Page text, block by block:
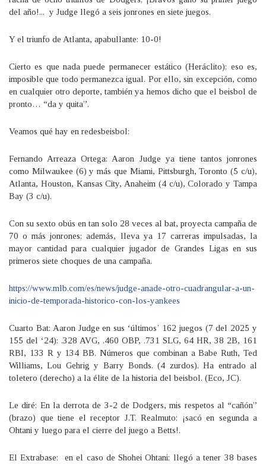
del año!... y Judge llegó a seis jonrones en siete juegos.
Y el triunfo de Atlanta, apabullante: 10-0!
Cierto es que nada puede permanecer estático (Heráclito); eso es,
imposible que todo permanezca igual. Por ello, sin excepción, como
en cualquier otro deporte, también ya hemos dicho que el beisbol de
pronto… “da y quita”.
Veamos qué hay en redesbeisbol:
Fernando Arreaza Ortega: Aaron Judge ya tiene tantos jonrones
como Milwaukee (6) y más que Miami, Pittsburgh, Toronto (5 c/u),
Atlanta, Houston, Kansas City, Anaheim (4 c/u), Colorado y Tampa
Bay (3 c/u).
Con su sexto obús en tan solo 28 veces al bat, proyecta campaña de
70 o más jonrones; además, lleva ya 17 carreras impulsadas, la
mayor cantidad para cualquier jugador de Grandes Ligas en sus
primeros siete choques de una campaña.
https://www.mlb.com/es/news/judge-anade-otro-cuadrangular-a-un-
inicio-de-temporada-historico-con-los-yankees
Cuarto Bat: Aaron Judge en sus ‘últimos’ 162 juegos (7 del 2025 y
155 del ‘24): .328 AVG, .460 OBP, .731 SLG, 64 HR, 38 2B, 161
RBI, 133 R y 134 BB. Números que combinan a Babe Ruth, Ted
Williams, Lou Gehrig y Barry Bonds. (4 zurdos). Ha entrado al
toletero (derecho) a la élite de la historia del beisbol. (Eco, JC).
Le diré: En la derrota de 3-2 de Dodgers, mis respetos al “cañón”
(brazo) que tiene el receptor J.T. Realmuto: ¡sacó en segunda a
Ohtani y luego para el cierre del juego a Betts!.
El Extrabase: en el caso de Shohei Ohtani: llegó a tener 38 bases